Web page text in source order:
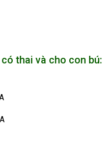
thai và cho con bú: